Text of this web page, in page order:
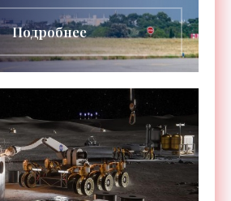
до 24
Подробнее